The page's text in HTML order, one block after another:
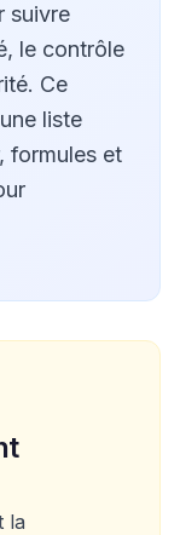
suivre
le contrôle
Ce
liste
formules et
la